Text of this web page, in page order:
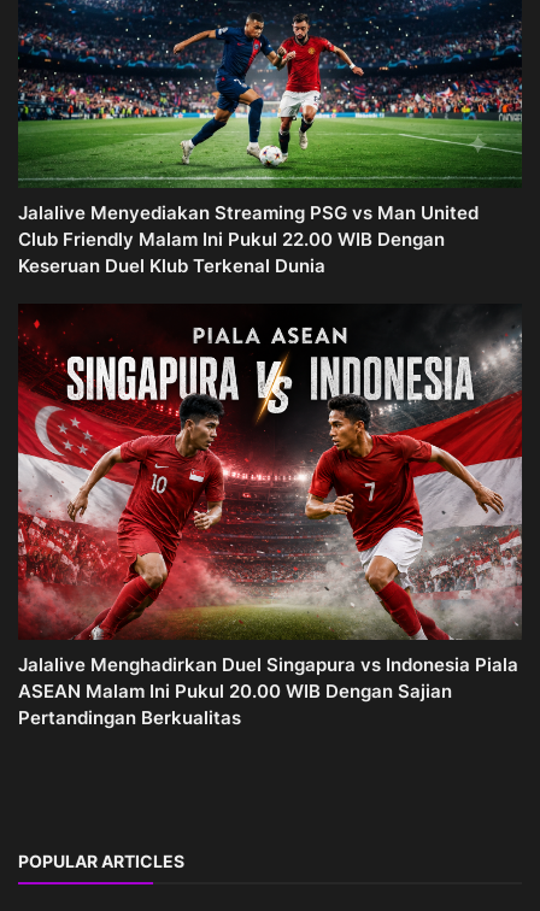
Jalalive Menyediakan Streaming PSG vs Man United
Club Friendly Malam Ini Pukul 22.00 WIB Dengan
Keseruan Duel Klub Terkenal Dunia
Jalalive Menghadirkan Duel Singapura vs Indonesia Piala
ASEAN Malam Ini Pukul 20.00 WIB Dengan Sajian
Pertandingan Berkualitas
POPULAR ARTICLES